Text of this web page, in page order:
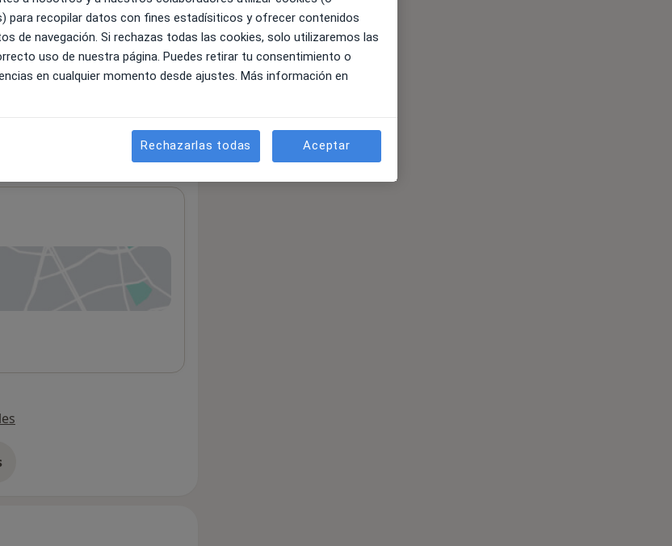
y precios
sobre sus servicios
nueva pestaña
para recopilar datos con fines estadísiticos y ofrecer contenidos
de navegación. Si rechazas todas las cookies, solo utilizaremos las
uso de nuestra página. Puedes retirar tu consentimiento o
en cualquier momento desde ajustes. Más información en
Rechazarlas todas Aceptar